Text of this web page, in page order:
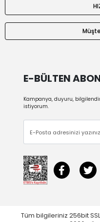
E-BÜLTEN
Kampanya, duyuru,
istiyorum.
Tüm bilgileriniz 256bit